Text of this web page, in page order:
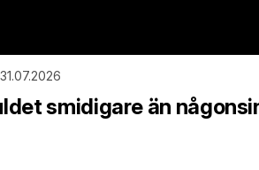
31.07.2026
smidigare än